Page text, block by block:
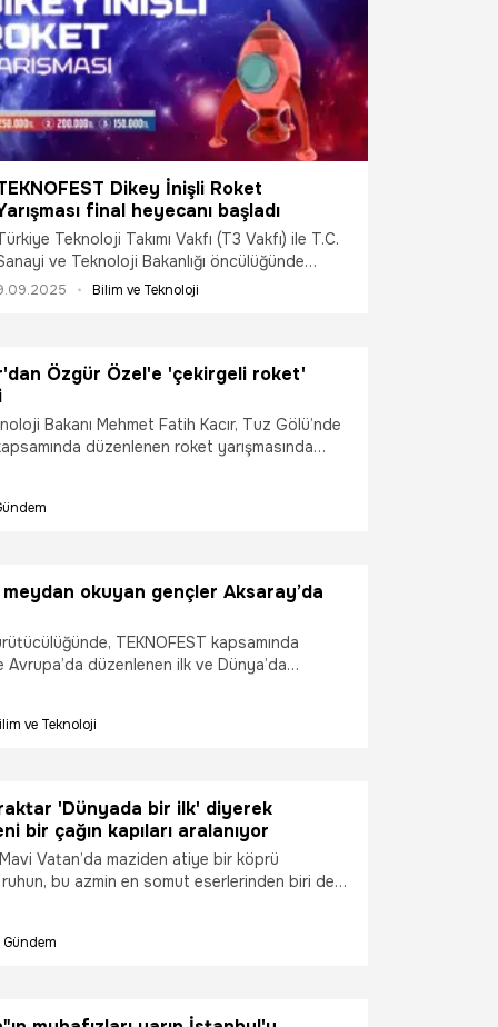
Dikey İnişli Roket
final heyecanı başladı
Teknoloji Takımı Vakfı (T3 Vakfı) ile T.C.
ve Teknoloji Bakanlığı öncülüğünde
rekorlara imza atan TEKNOFEST
elemeler sonucunda 16 takım finalde
hak kazandı. Final süreci 8 Eylül’de
yarışmada kıyasıya rekabet Ankara
Tübitak SAGE Yerleşkesi’nde 12 Eylül’e kadar
devam edecek.
Bilim ve Teknoloji
Özgür Özel'e 'çekirgeli roket'
Bakanı Mehmet Fatih Kacır, Tuz Gölü’nde
düzenlenen roket yarışmasında
okuyan gençler Aksaray’da
TEKNOFEST kapsamında
düzenlenen ilk ve Dünya’da
dört bir yanından ve yurtdışından
ve Teknoloji
'Dünyada bir ilk' diyerek
bir çağın kapıları aralanıyor
Vatan’da maziden atiye bir köprü
bu azmin en somut eserlerinden biri de
Bayraktar TB3 birlikteliğinin yeni bir çağın
Gündem